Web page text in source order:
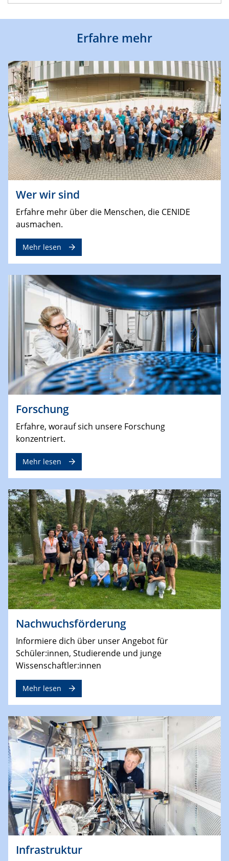
Erfahre mehr
Wer wir sind
Erfahre mehr über die Menschen, die CENIDE
ausmachen.
Mehr lesen
Forschung
Erfahre, worauf sich unsere Forschung
konzentriert.
Mehr lesen
Nachwuchsförderung
Informiere dich über unser Angebot für
Schüler:innen, Studierende und junge
Wissenschaftler:innen
Mehr lesen
Infrastruktur